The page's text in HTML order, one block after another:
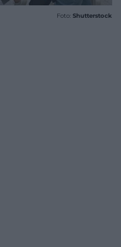
Foto: Shutterstock